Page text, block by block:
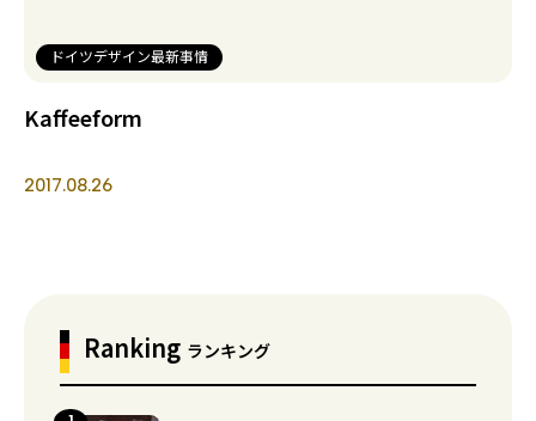
ドイツデザイン最新事情
Kaffeeform
2017.08.26
Ranking ランキング